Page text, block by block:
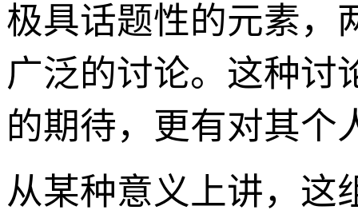
极具话题性的元素，
广泛的讨论。这种讨
的期待，更有对其个
从某种意义上讲，这